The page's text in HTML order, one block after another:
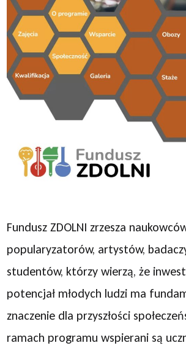
Fundusz ZDOLNI zrzesza
popularyzatorów, artystów,
studentów, którzy wierzą, że
potencjał młodych ludzi ma
znaczenie dla przyszłości
ramach programu wspierani są